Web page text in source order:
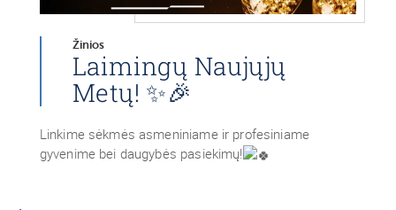
Žinios
Laimingų Naujųjų
Metų! ✨🎉
Linkime sėkmės asmeniniame ir profesiniame
gyvenime bei daugybės pasiekimų!